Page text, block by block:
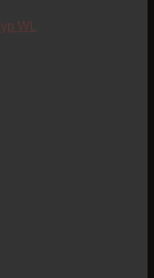
WL